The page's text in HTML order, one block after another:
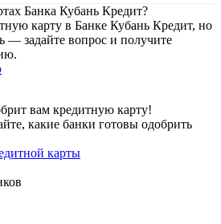
Банка Кубань Кредит?
карту в Банке Кубань Кредит, но
— задайте вопрос и получите
вам кредитную карту!
какие банки готовы одобрить
карты